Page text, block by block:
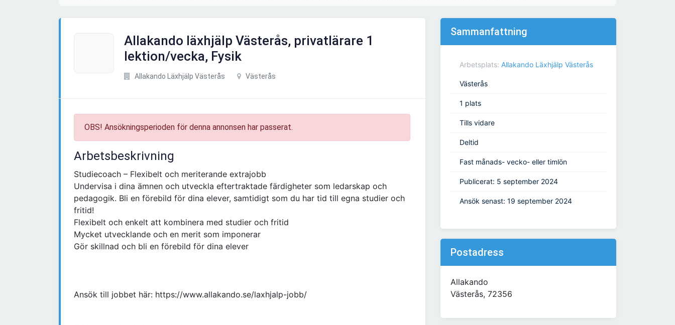
Allakando läxhjälp Västerås, privatlärare 1
lektion/vecka, Fysik
Allakando Läxhjälp Västerås Västerås
OBS! Ansökningsperioden för denna annonsen har passerat.
Arbetsbeskrivning
Studiecoach – Flexibelt och meriterande extrajobb
Undervisa i dina ämnen och utveckla eftertraktade färdigheter som ledarskap och
pedagogik. Bli en förebild för dina elever, samtidigt som du har tid till egna studier och
fritid!
Flexibelt och enkelt att kombinera med studier och fritid
Mycket utvecklande och en merit som imponerar
Gör skillnad och bli en förebild för dina elever
Ansök till jobbet här: https://www.allakando.se/laxhjalp-jobb/
Sammanfattning
Arbetsplats: Allakando Läxhjälp Västerås
Västerås
1 plats
Tills vidare
Deltid
Fast månads- vecko- eller timlön
Publicerat: 5 september 2024
Ansök senast: 19 september 2024
Postadress
Allakando
Västerås, 72356